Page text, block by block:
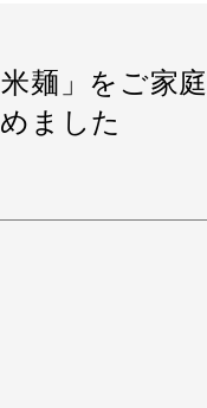
麺」をご家
ました